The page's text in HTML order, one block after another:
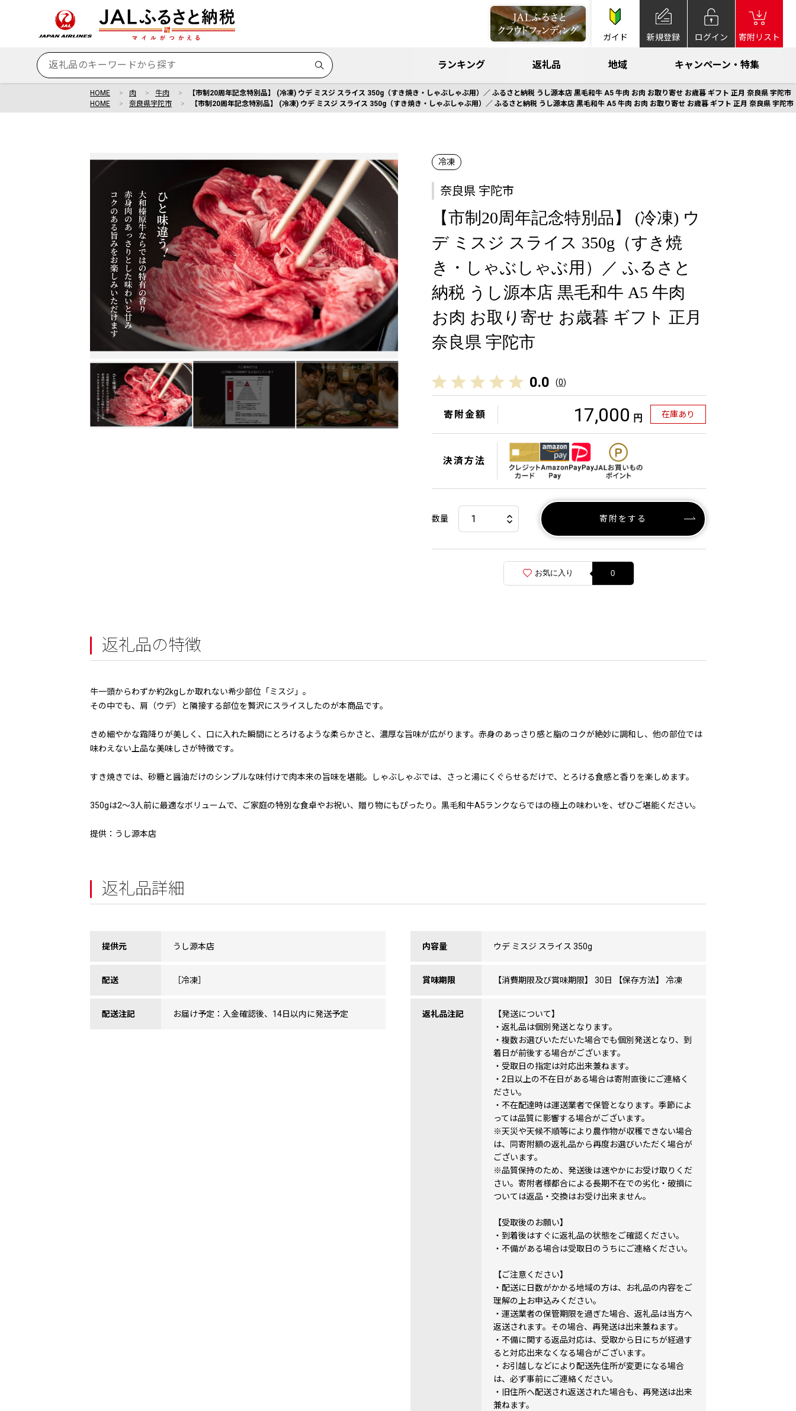
ガイド 新規登録 ログイン 寄附リスト
ランキング 返礼品 地域 キャンペーン・特集
HOME 肉 牛肉
【市制20周年記念特別品】 (冷凍) ウデ ミスジ スライス 350g（すき焼き・しゃぶしゃぶ用）／ ふるさと納税 うし源本店 黒毛和牛 A5 牛肉 お肉 お取り寄せ お歳暮 ギフト 正月 奈良県 宇陀市
HOME
奈良県宇陀市 【市制20周年記念特別品】 (冷凍) ウデ ミスジ スライス 350g（すき焼き・しゃぶしゃぶ用）／ ふるさと納税 うし源本店 黒毛和牛 A5 牛肉 お肉 お取り寄せ お歳暮 ギフト 正月 奈良県 宇陀市
冷凍
奈良県 宇陀市
【市制20周年記念特別品】 (冷凍) ウ
デ ミスジ スライス 350g（すき焼
き・しゃぶしゃぶ用）／ ふるさと
納税 うし源本店 黒毛和牛 A5 牛肉
お肉 お取り寄せ お歳暮 ギフト 正月
奈良県 宇陀市
0.0 (0)
寄附金額 17,000 円 在庫あり
決済方法
数量 寄附をする
お気に入り 0
返礼品の特徴
牛一頭からわずか約2kgしか取れない希少部位「ミスジ」。
その中でも、肩（ウデ）と隣接する部位を贅沢にスライスしたのが本商品です。
きめ細やかな霜降りが美しく、口に入れた瞬間にとろけるような柔らかさと、濃厚な旨味が広がります。赤身のあっさり感と脂のコクが絶妙に調和し、他の部位では
味わえない上品な美味しさが特徴です。
すき焼きでは、砂糖と醤油だけのシンプルな味付けで肉本来の旨味を堪能。しゃぶしゃぶでは、さっと湯にくぐらせるだけで、とろける食感と香りを楽しめます。
350gは2～3人前に最適なボリュームで、ご家庭の特別な食卓やお祝い、贈り物にもぴったり。黒毛和牛A5ランクならではの極上の味わいを、ぜひご堪能ください。
提供：うし源本店
返礼品詳細
提供元 うし源本店
配送 ［冷凍］
配送注記 お届け予定：入金確認後、14日以内に発送予定
内容量 ウデ ミスジ スライス 350g
賞味期限 【消費期限及び賞味期限】 30日 【保存方法】 冷凍
返礼品注記
【発送について】
・返礼品は個別発送となります。
・複数お選びいただいた場合でも個別発送となり、到
着日が前後する場合がございます。
・受取日の指定は対応出来兼ねます。
・2日以上の不在日がある場合は寄附直後にご連絡く
ださい。
・不在配達時は運送業者で保管となります。季節によ
っては品質に影響する場合がございます。
※天災や天候不順等により農作物が収穫できない場合
は、同寄附額の返礼品から再度お選びいただく場合が
ございます。
※品質保持のため、発送後は速やかにお受け取りくだ
さい。寄附者様都合による長期不在での劣化・破損に
ついては返品・交換はお受け出来ません。
【受取後のお願い】
・到着後はすぐに返礼品の状態をご確認ください。
・不備がある場合は受取日のうちにご連絡ください。
【ご注意ください】
・配送に日数がかかる地域の方は、お礼品の内容をご
理解の上お申込みください。
・運送業者の保管期限を過ぎた場合、返礼品は当方へ
返送されます。その場合、再発送は出来兼ねます。
・不備に関する返品対応は、受取から日にちが経過す
ると対応出来なくなる場合がございます。
・お引越しなどにより配送先住所が変更になる場合
は、必ず事前にご連絡ください。
・旧住所へ配送され返送された場合も、再発送は出来
兼ねます。